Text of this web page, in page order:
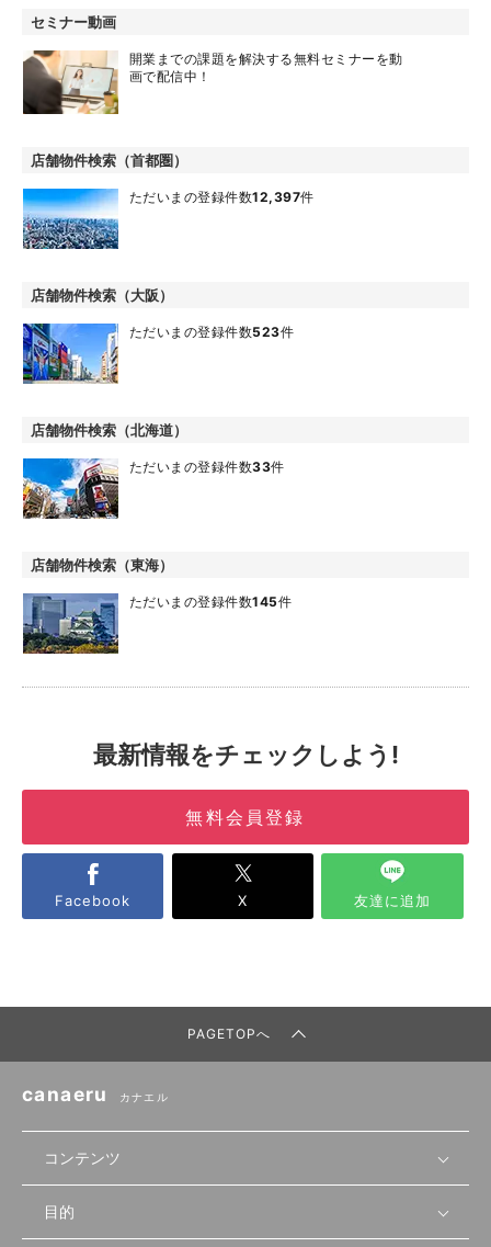
セミナー動画
開業までの課題を解決する無料セミナーを動
画で配信中！
店舗物件検索（首都圏）
ただいまの登録件数12,397件
店舗物件検索（大阪）
ただいまの登録件数523件
店舗物件検索（北海道）
ただいまの登録件数33件
店舗物件検索（東海）
ただいまの登録件数145件
最新情報をチェックしよう!
無料会員登録
Facebook X 友達に追加
PAGETOPへ
canaeru カナエル
コンテンツ
無料開業相談
目的